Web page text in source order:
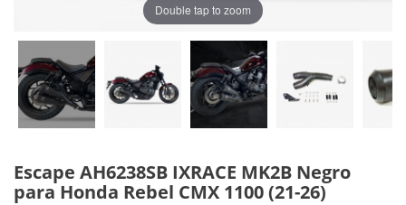
Double tap to zoom
Escape AH6238SB IXRACE MK2B Negro
para Honda Rebel CMX 1100 (21-26)